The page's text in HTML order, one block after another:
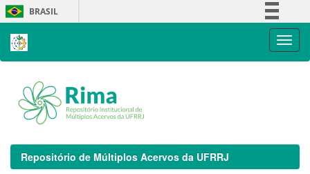
Skip
navigation
BRASIL
Repositório de Múltiplos Acervos da UFRRJ